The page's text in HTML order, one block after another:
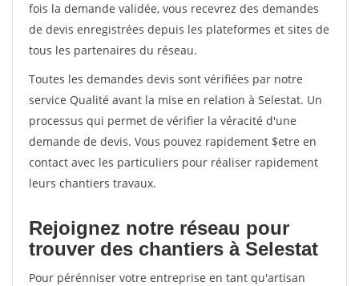
fois la demande validée, vous recevrez des demandes
de devis enregistrées depuis les plateformes et sites de
tous les partenaires du réseau.
Toutes les demandes devis sont vérifiées par notre
service Qualité avant la mise en relation à Selestat. Un
processus qui permet de vérifier la véracité d'une
demande de devis. Vous pouvez rapidement $etre en
contact avec les particuliers pour réaliser rapidement
leurs chantiers travaux.
Rejoignez notre réseau pour
trouver des chantiers à Selestat
Pour pérénniser votre entreprise en tant qu'artisan